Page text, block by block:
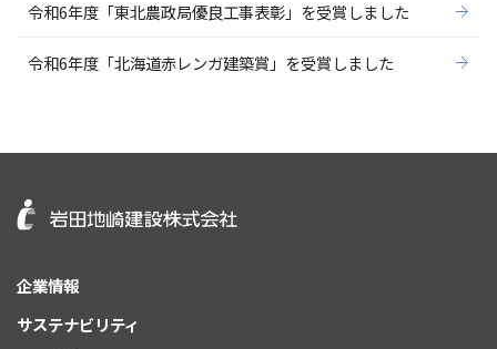
令和6年度「東北農政局優良工事表彰」を受賞しました
令和6年度「北海道赤レンガ建築賞」を受賞しました
企業情報
サステナビリティ